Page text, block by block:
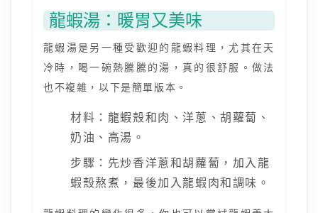
龍蝦湯：暖胃又美味
龍蝦湯是另一種受歡迎的龍蝦料理，尤其在天
冷時，喝一碗熱騰騰的湯，真的很舒服。做法
也不複雜，以下是簡單版本。
材料：龍蝦殼和肉、洋蔥、胡蘿蔔、
奶油、高湯。
步驟：先炒香洋蔥和胡蘿蔔，加入龍
蝦殼熬煮，最後加入龍蝦肉和調味。